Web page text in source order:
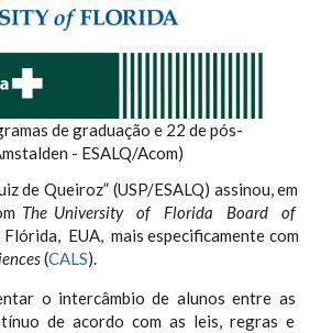
de graduação e 22 de pós-
- ESALQ/Acom)
de Queiroz” (USP/ESALQ) assinou, em
The University of Florida Board of
EUA, mais especificamente com
(CALS).
o intercâmbio de alunos entre as
de acordo com as leis, regras e